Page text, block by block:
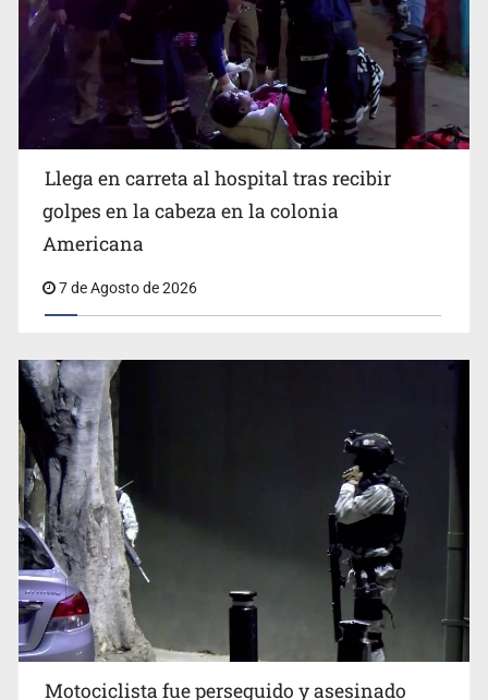
Llega en carreta al hospital tras recibir golpes en la
cabeza en la colonia Americana
Llega en carreta al hospital tras recibir
golpes en la cabeza en la colonia
Americana
7 de Agosto de 2026
Motociclista fue perseguido y asesinado